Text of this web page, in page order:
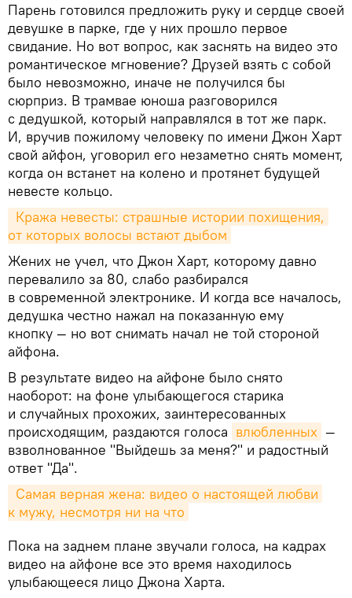
Парень готовился предложить руку и сердце своей
девушке в парке, где у них прошло первое
свидание. Но вот вопрос, как заснять на видео это
романтическое мгновение? Друзей взять с собой
было невозможно, иначе не получился бы
сюрприз. В трамвае юноша разговорился
с дедушкой, который направлялся в тот же парк.
И, вручив пожилому человеку по имени Джон Харт
свой айфон, уговорил его незаметно снять момент,
когда он встанет на колено и протянет будущей
невесте кольцо.
от которых волосы встают дыбом
Жених не учел, что Джон Харт, которому давно
перевалило за 80, слабо разбирался
в современной электронике. И когда все началось,
дедушка честно нажал на показанную ему
кнопку — но вот снимать начал не той стороной
айфона.
В результате видео на айфоне было снято
наоборот: на фоне улыбающегося старика
и случайных прохожих, заинтересованных
происходящим, раздаются голоса влюбленных —
взволнованное "Выйдешь за меня?" и радостный
ответ "Да".
к мужу, несмотря ни на что
Пока на заднем плане звучали голоса, на кадрах
видео на айфоне все это время находилось
улыбающееся лицо Джона Харта.